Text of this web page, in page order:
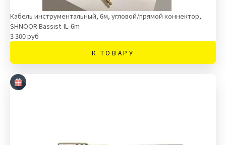
Кабель инструментальный, 6м, угловой/прямой коннектор,
SHNOOR Bassist-IL-6m
3 300 руб
К ТОВАРУ